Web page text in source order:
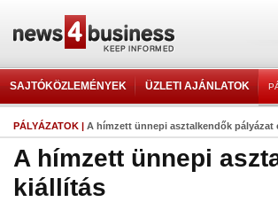
SAJTÓKÖZLEMÉNYEK ÜZLETI AJÁNLATOK
PÁLYÁZATOK | A hímzett ünnepi asztalkendők pályázat
A hímzett ünnepi
kiállítás